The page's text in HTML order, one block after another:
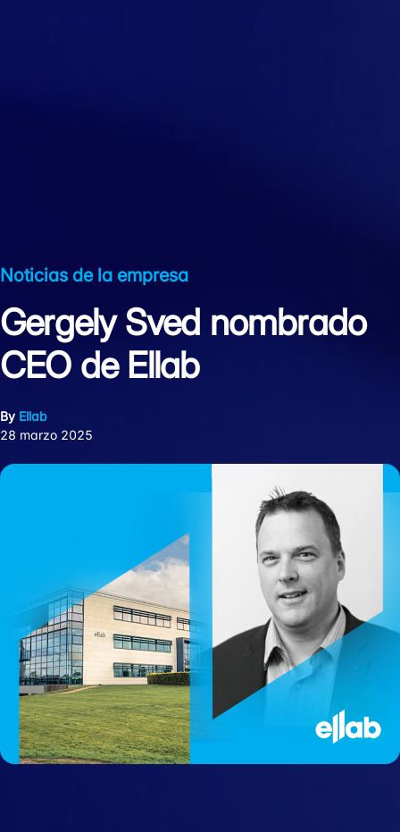
Noticias de la empresa
Gergely Sved nombrado
CEO de Ellab
By Ellab
28 marzo 2025